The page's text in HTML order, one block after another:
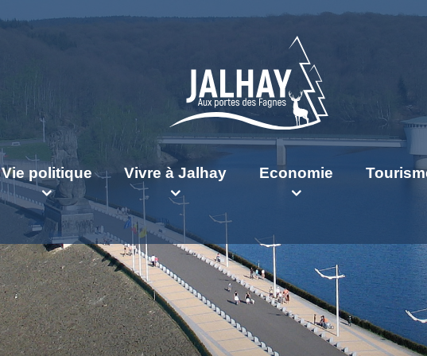
Vie politique Vivre à Jalhay Economie